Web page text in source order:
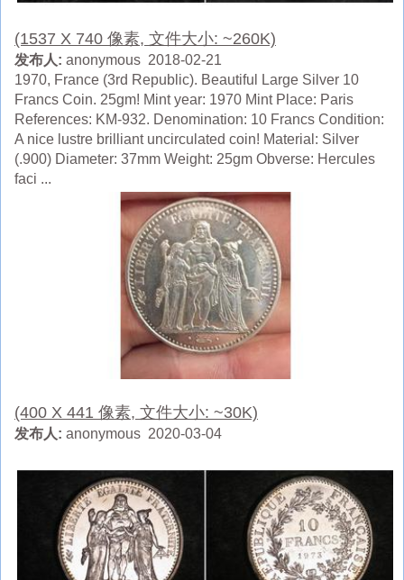
(1537 X 740 像素, 文件大小: ~260K)
发布人: anonymous 2018-02-21
1970, France (3rd Republic). Beautiful Large Silver 10
Francs Coin. 25gm! Mint year: 1970 Mint Place: Paris
References: KM-932. Denomination: 10 Francs Condition:
A nice lustre brilliant uncirculated coin! Material: Silver
(.900) Diameter: 37mm Weight: 25gm Obverse: Hercules
faci ...
(400 X 441 像素, 文件大小: ~30K)
发布人: anonymous 2020-03-04